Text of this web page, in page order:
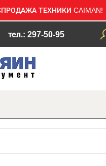
ТЕХНИКИ CAIMAN!
тел.: 297-50-95